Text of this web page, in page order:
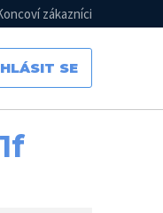
zákazníci
SE